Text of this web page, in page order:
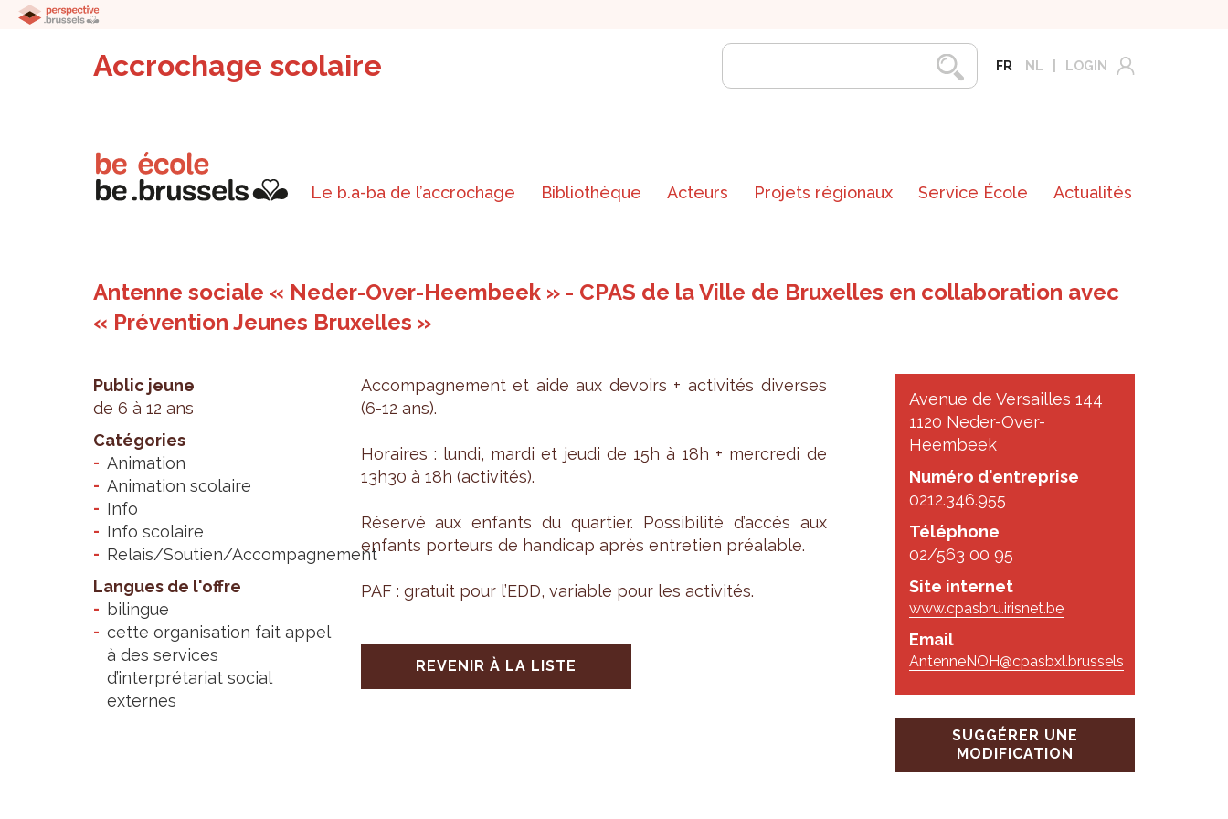
Accrochage scolaire FR NL LOGIN
Le b.a-ba de l’accrochage Bibliothèque Acteurs Projets régionaux Service École Actualités
Antenne sociale « Neder-Over-Heembeek » - CPAS de la Ville de Bruxelles en collaboration avec
« Prévention Jeunes Bruxelles »
Public jeune
de 6 à 12 ans
Catégories
Animation
Animation scolaire
Info
Info scolaire
Relais/Soutien/Accompagnement
Langues de l'offre
bilingue
cette organisation fait appel
à des services
d’interprétariat social
externes
Avenue de Versailles 144
1120 Neder-Over-
Heembeek
Numéro d'entreprise
0212.346.955
Téléphone
02/563 00 95
Site internet
www.cpasbru.irisnet.be
Email
AntenneNOH@cpasbxl.brussels
SUGGÉRER UNE
MODIFICATION
Accom­pa­gne­ment et aide aux devoirs + acti­vi­tés diverses
(6-12 ans).
Horaires : lundi, mardi et jeudi de 15h à 18h + mer­credi de
13h30 à 18h (acti­vi­tés).
Réservé aux enfants du quar­tier. Pos­si­bi­lité d’ac­cès aux
enfants por­teurs de han­di­cap après entre­tien préa­lable.
PAF : gra­tuit pour l’EDD, variable pour les acti­vi­tés.
REVENIR À LA LISTE